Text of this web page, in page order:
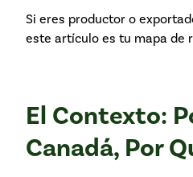
Si eres productor o
este artículo es tu mapa de
El Contexto:
Canadá, Por